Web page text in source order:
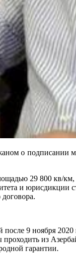
о
29 800 кв/км,
и юрисдикции
9 ноября 2020
из
гарантии.